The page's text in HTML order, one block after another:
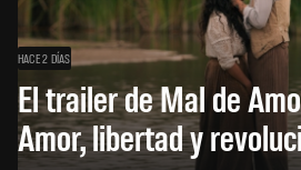
HACE 2 DÍAS
El trailer de Mal de
Amor, libertad y